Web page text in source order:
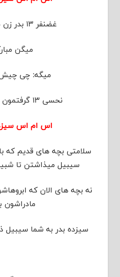
غضنفر ۱۳ بدر زن می گیره…
میگن
میگه: چی چیش
نحسی ۱۳ گرفتمون اینجوری شد
اس ام اس
سلامتی بچه های قدیم كه
سیبیل میذاشتن تا
نه بچه های الان كه
سیزده بدر به شما سیبیل